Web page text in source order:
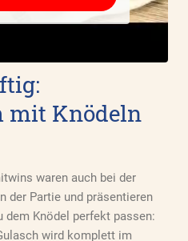
mit Knödeln
waren auch bei der
der Partie und präsentieren
dem Knödel perfekt passen:
wird komplett im